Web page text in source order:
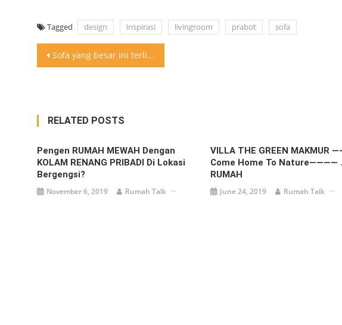
Tagged design inspirasi livingroom prabot sofa
Post
Sofa yang besar ini terlihat nyaman sekali yah! Lebih nyaman daripada bed yang disamping
RELATED POSTS
Pengen RUMAH MEWAH Dengan
KOLAM RENANG PRIBADI Di Lokasi
Bergengsi?
November 6, 2019 Rumah Talk
VILLA THE GREEN MAKMUR
Come Home To Nature———— .
RUMAH
June 24, 2019 Rumah Talk